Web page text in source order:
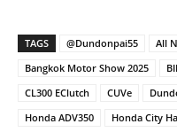
TAGS @Dundonpai55
All
Bangkok Motor Show 2025
CL300 EClutch
CUVe
Honda ADV350
Honda City